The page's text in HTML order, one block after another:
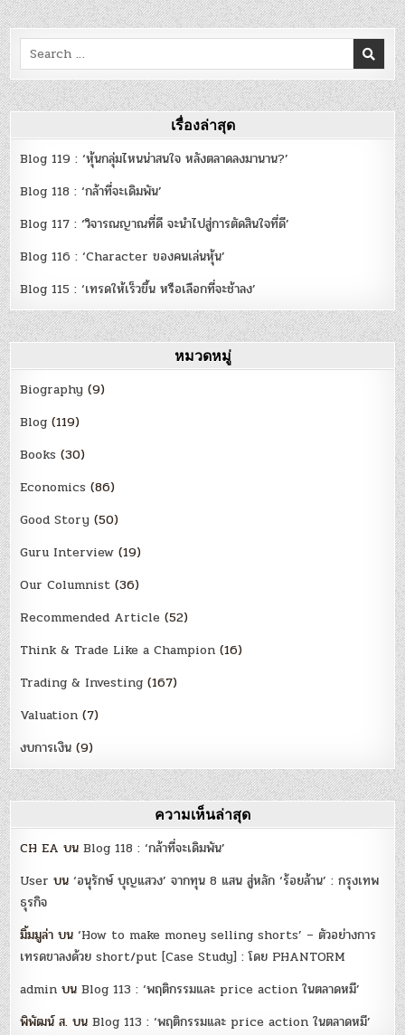
Search
for:
เรื่องล่าสุด
Blog 119 : ‘หุ้นกลุ่มไหนน่าสนใจ หลังตลาดลงมานาน?’
Blog 118 : ‘กล้าที่จะเดิมพัน’
Blog 117 : ‘วิจารณญาณที่ดี จะนำไปสู่การตัดสินใจที่ดี’
Blog 116 : ‘Character ของคนเล่นหุ้น’
Blog 115 : ‘เทรดให้เร็วขึ้น หรือเลือกที่จะช้าลง’
หมวดหมู่
Biography (9)
Blog (119)
Books (30)
Economics (86)
Good Story (50)
Guru Interview (19)
Our Columnist (36)
Recommended Article (52)
Think & Trade Like a Champion (16)
Trading & Investing (167)
Valuation (7)
งบการเงิน (9)
ความเห็นล่าสุด
CH EA บนBlog 118 : ‘กล้าที่จะเดิมพัน’
User บน‘อนุรักษ์ บุญแสวง’ จากทุน 8 แสน สู่หลัก ‘ร้อยล้าน’ : กรุงเทพ
ธุรกิจ
มิ้มมูล่า บน‘How to make money selling shorts’ – ตัวอย่างการ
เทรดขาลงด้วย short/put [Case Study] : โดย PHANTORM
admin บนBlog 113 : ‘พฤติกรรมและ price action ในตลาดหมี’
พิพัฒน์ ส. บนBlog 113 : ‘พฤติกรรมและ price action ในตลาดหมี’